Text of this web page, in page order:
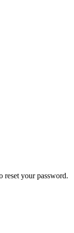
reset your password.